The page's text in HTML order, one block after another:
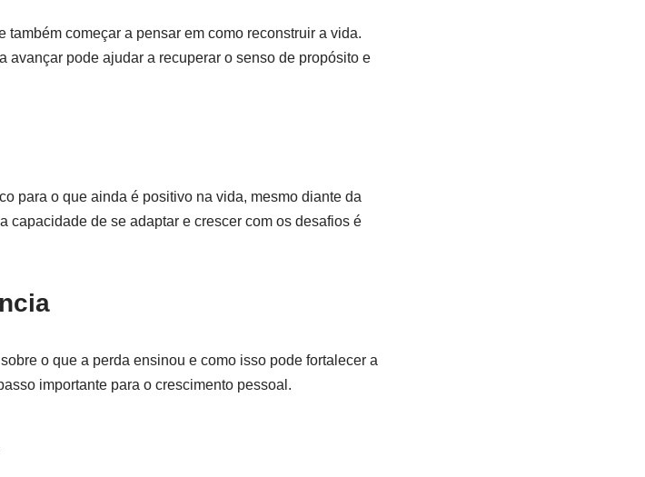
começar a pensar em como reconstruir a vida.
avançar pode ajudar a recuperar o senso de propósito e
para o que ainda é positivo na vida, mesmo diante da
de se adaptar e crescer com os desafios é
o que a perda ensinou e como isso pode fortalecer a
importante para o crescimento pessoal.